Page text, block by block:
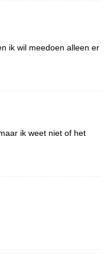
ik wil meedoen alleen er
ik weet niet of het